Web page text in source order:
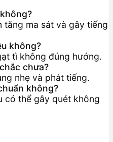
tăng ma sát và gây tiếng
không?
tì không đúng hướng.
chưa?
nhẹ và phát tiếng.
không?
có thể gây quét không